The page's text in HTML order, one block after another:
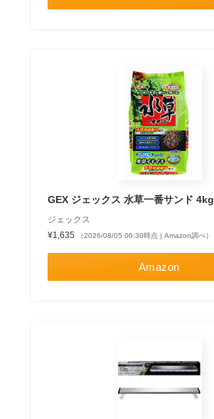
GEX ジェックス 水草一番サンド 4kg
ジェックス
¥1,635
（2026/08/05 00:30時点 | Amazon調べ）
Amazon